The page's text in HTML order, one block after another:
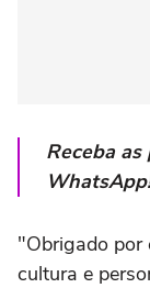
Receba
"Obrigado por
cultura e